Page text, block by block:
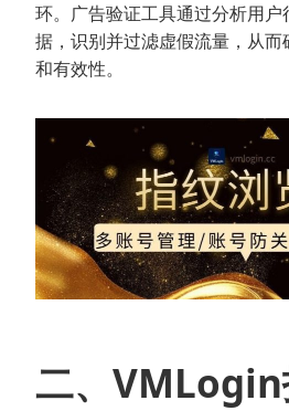
环。广告验证工具通过分析用
据，识别并过滤虚假流量，从
和有效性。
二、VMLogin